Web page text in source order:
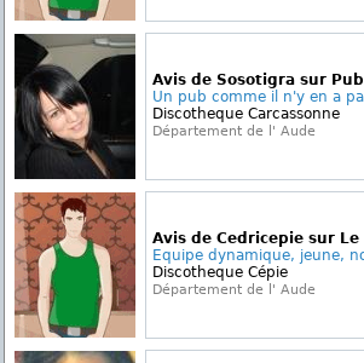
Avis de Sosotigra sur
Un pub comme il n'y en a
Discotheque Carcassonne
Département de l' Aude
Avis de Cedricepie sur
Equipe dynamique, jeune,
Discotheque Cépie
Département de l' Aude